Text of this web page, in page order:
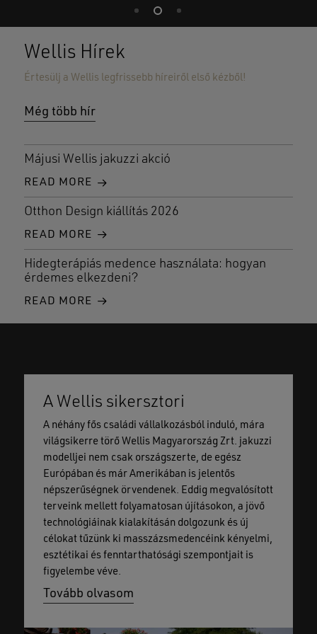
Wellis Hírek
Értesülj a Wellis legfrissebb híreiről első kézből!
Még több hír
Májusi Wellis jakuzzi akció
READ MORE
Otthon Design kiállítás 2026
READ MORE
Hidegterápiás medence használata: hogyan
érdemes elkezdeni?
READ MORE
A Wellis sikersztori
A néhány fős családi vállalkozásból induló, mára
világsikerre törő Wellis Magyarország Zrt. jakuzzi
modelljei nem csak országszerte, de egész
Európában és már Amerikában is jelentős
népszerűségnek örvendenek. Eddig megvalósított
terveink mellett folyamatosan újításokon, a jövő
technológiáinak kialakításán dolgozunk és új
célokat tűzünk ki masszázsmedencéink kényelmi,
esztétikai és fenntarthatósági szempontjait is
figyelembe véve.
Tovább olvasom